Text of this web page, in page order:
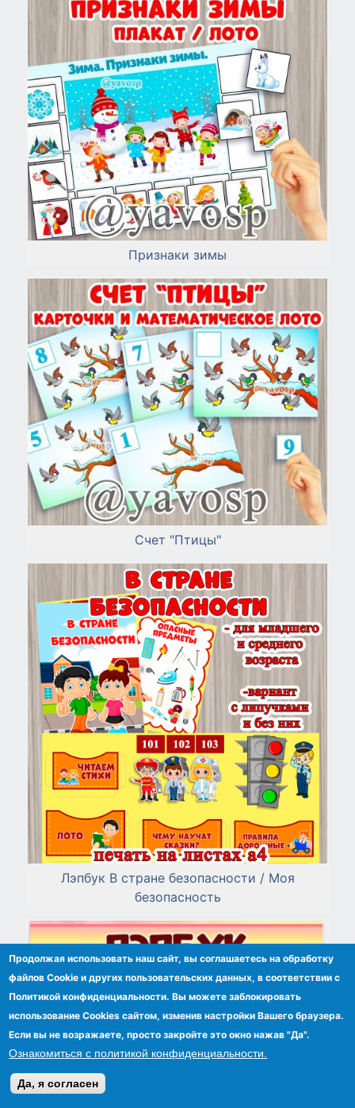
Признаки зимы
Счет "Птицы"
Лэпбук В стране безопасности / Моя
безопасность
Продолжая использовать наш сайт, вы соглашаетесь на обработку
файлов Сookie и других пользовательских данных, в соответствии с
Политикой конфиденциальности. Вы можете заблокировать
использование Cookies сайтом, изменив настройки Вашего браузера.
Если вы не возражаете, просто закройте это окно нажав "Да".
Ознакомиться с политикой конфиденциальности.
Да, я согласен